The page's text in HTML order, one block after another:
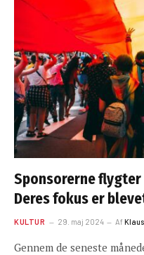
Sponsorerne flygter
Deres fokus er
KULTUR 29. maj 2024 Af
Gennem de seneste